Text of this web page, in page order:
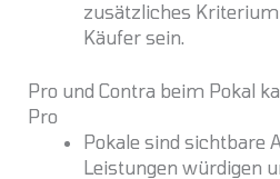
zusätzliches
Käufer sein.
Pro und Contra beim Pokal
Pro
Pokale sind sichtbare
Leistungen würdigen